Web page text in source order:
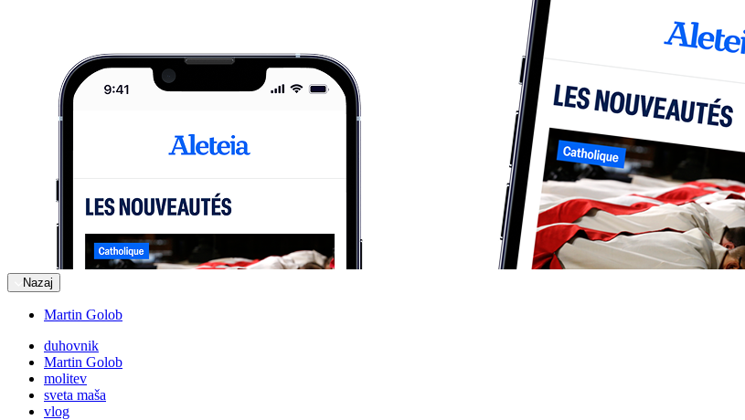
Nazaj
Martin Golob
duhovnik
Martin Golob
molitev
sveta maša
vlog